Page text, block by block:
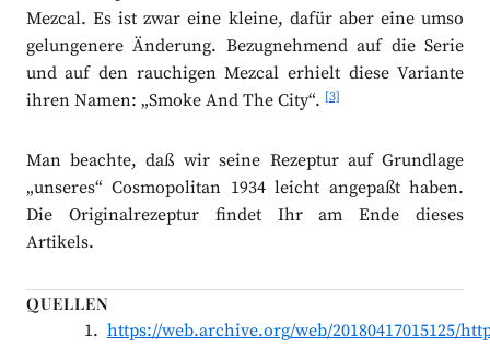
Mezcal. Es ist zwar eine kleine, dafür aber eine umso
gelungenere Änderung. Bezugnehmend auf die Serie
und auf den rauchigen Mezcal erhielt diese Variante
ihren Namen: „Smoke And The City“.[3]
Man beachte, daß wir seine Rezeptur auf Grundlage
„unseres“ Cosmopolitan 1934 leicht angepaßt haben.
Die Originalrezeptur findet Ihr am Ende dieses
Artikels.
QUELLEN
https://web.archive.org/web/20180417015125/